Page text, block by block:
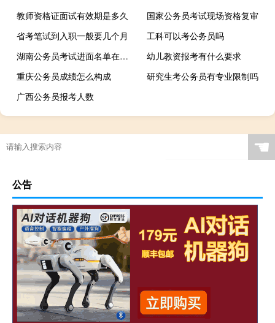
教师资格证面试有效期是多久
国家公务员考试现场资格复审
省考笔试到入职一般要几个月
工科可以考公务员吗
湖南公务员考试进面名单在哪里看
幼儿教资报考有什么要求
重庆公务员成绩怎么构成
研究生考公务员有专业限制吗
广西公务员报考人数
☚
公告